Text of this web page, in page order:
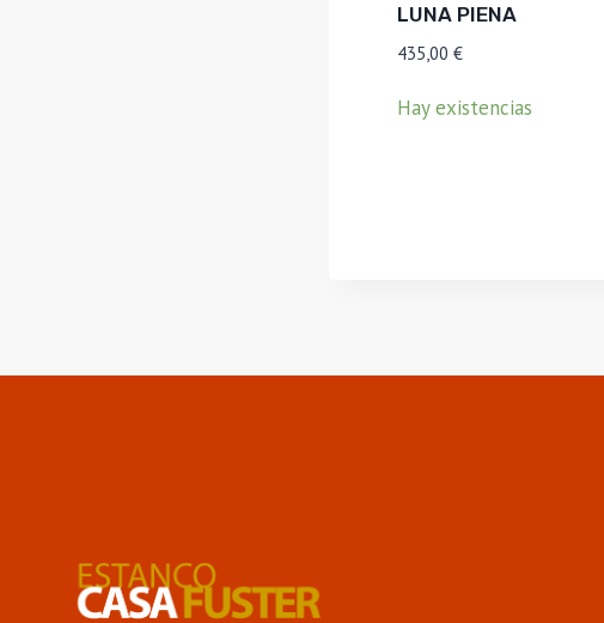
LUNA PIENA
435,00 €
Hay existencias